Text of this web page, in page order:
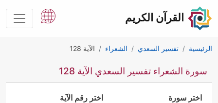
القرآن الكريم
الرئيسية تفسير السعدي الشعراء الآية 128
سورة الشعراء تفسير السعدي الآية 128
اختر سورة اختر رقم الآية